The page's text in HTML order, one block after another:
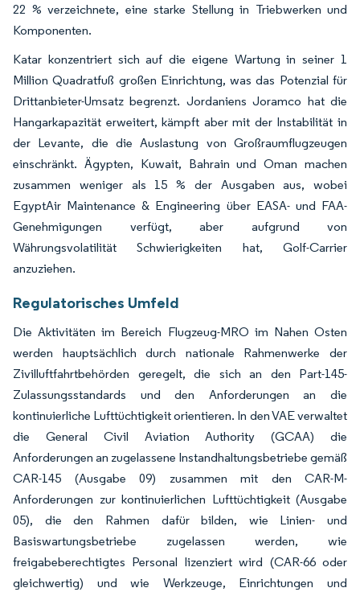
22 % verzeichnete, eine starke Stellung in Triebwerken und
Komponenten.
Katar konzentriert sich auf die eigene Wartung in seiner 1
Million Quadratfuß großen Einrichtung, was das Potenzial für
Drittanbieter-Umsatz begrenzt. Jordaniens Joramco hat die
Hangarkapazität erweitert, kämpft aber mit der Instabilität in
der Levante, die die Auslastung von Großraumflugzeugen
einschränkt. Ägypten, Kuwait, Bahrain und Oman machen
zusammen weniger als 15 % der Ausgaben aus, wobei
EgyptAir Maintenance & Engineering über EASA- und FAA-
Genehmigungen verfügt, aber aufgrund von
Währungsvolatilität Schwierigkeiten hat, Golf-Carrier
anzuziehen.
Regulatorisches Umfeld
Die Aktivitäten im Bereich Flugzeug-MRO im Nahen Osten
werden hauptsächlich durch nationale Rahmenwerke der
Zivilluftfahrtbehörden geregelt, die sich an den Part-145-
Zulassungsstandards und den Anforderungen an die
kontinuierliche Lufttüchtigkeit orientieren. In den VAE verwaltet
die General Civil Aviation Authority (GCAA) die
Anforderungen an zugelassene Instandhaltungsbetriebe gemäß
CAR-145 (Ausgabe 09) zusammen mit den CAR-M-
Anforderungen zur kontinuierlichen Lufttüchtigkeit (Ausgabe
05), die den Rahmen dafür bilden, wie Linien- und
Basiswartungsbetriebe zugelassen werden, wie
freigabeberechtigtes Personal lizenziert wird (CAR-66 oder
gleichwertig) und wie Werkzeuge, Einrichtungen und